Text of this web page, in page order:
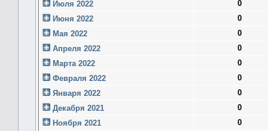
Июля 2022
0
Июня 2022
0
Мая 2022
0
Апреля 2022
0
Марта 2022
0
Февраля 2022
0
Января 2022
0
Декабря 2021
0
Ноября 2021
0